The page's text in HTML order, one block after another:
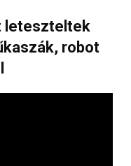
leteszteltek
robot